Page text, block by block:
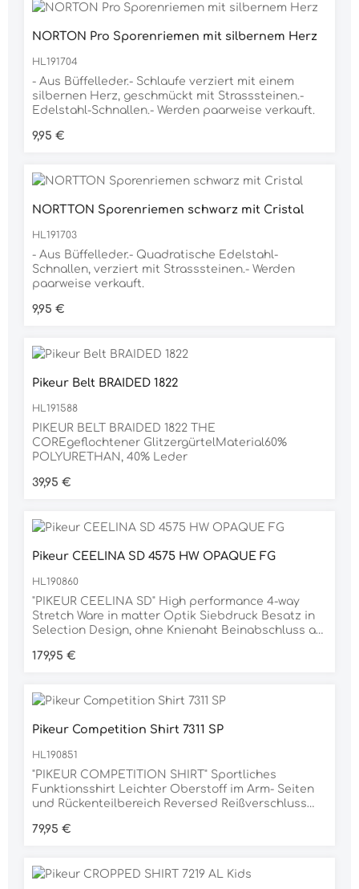
NORTON Pro Sporenriemen mit silbernem Herz
HL191704
- Aus Büffelleder.- Schlaufe verziert mit einem
silbernen Herz, geschmückt mit Strasssteinen.-
Edelstahl-Schnallen.- Werden paarweise verkauft.
Regulärer Preis:
9,95 €
NORTTON Sporenriemen schwarz mit Cristal
HL191703
- Aus Büffelleder.- Quadratische Edelstahl-
Schnallen, verziert mit Strasssteinen.- Werden
paarweise verkauft.
Regulärer Preis:
9,95 €
Pikeur Belt BRAIDED 1822
HL191588
PIKEUR BELT BRAIDED 1822 THE
COREgeflochtener GlitzergürtelMaterial60%
POLYURETHAN, 40% Leder
Regulärer Preis:
39,95 €
Pikeur CEELINA SD 4575 HW OPAQUE FG
HL190860
"PIKEUR CEELINA SD" High performance 4-way
Stretch Ware in matter Optik Siebdruck Besatz in
Selection Design, ohne Knienaht Beinabschluss als
Ausziehen Breiter Bund mit 2 Bundverschlüssen
Flock-Applikation Innenliegendes elastisched
an der Seitennaht Beidseitiger Pikeur Selection
Blickdichtigkeit, kaschiert Unebenheiten, High
performance 4-way Stretch Ware in matter Optik
und body sculpting Effekt Material 75%
POLYAMID, 25% ELASTAN
Regulärer Preis:
179,95 €
Pikeur Competition Shirt 7311 SP
HL190851
"PIKEUR COMPETITION SHIRT" Sportliches
Funktionsshirt Leichter Oberstoff im Arm- Seiten
und Rückenteilbereich Reversed Reißverschluss
Rücken Lasercutstreifen mit kleinem Pikeurprint
Regulärer Preis:
79,95 €